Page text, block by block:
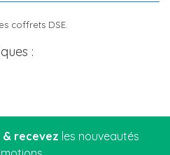
coffrets DSE.
:
& recevez les nouveautés